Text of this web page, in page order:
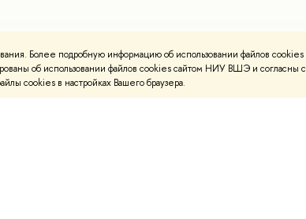
Более подробную информацию об использовании файлов
об использовании файлов cookies сайтом НИУ ВШЭ и согласны
cookies в настройках Вашего браузера.